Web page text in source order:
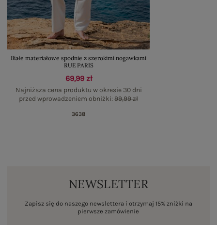
Białe materiałowe spodnie z szerokimi nogawkami
RUE PARIS
69,99 zł
Najniższa cena produktu w okresie 30 dni
przed wprowadzeniem obniżki:99,99 zł
3638
NEWSLETTER
Zapisz się do naszego newslettera i otrzymaj 15% zniżki na
pierwsze zamówienie